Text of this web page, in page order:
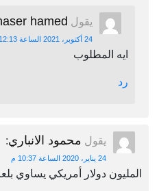
يقول hamed
24 أكتوبر، 2021 الساعة 12:13 م
ايه المطلوب
رد
يقول محمود الانباري:
24 يناير، 2020 الساعة 10:37 م
المليون دولار أمريكي يساوي